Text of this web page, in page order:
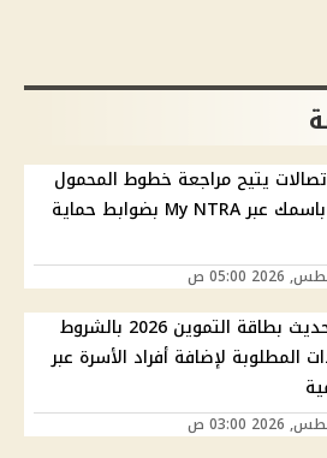
يتيح مراجعة خطوط المحمول
المسجلة باسمك عبر My NTRA بضوابط حماية
خطوات تحديث بطاقة التموين 2026 بالشروط
المطلوبة لإضافة أفراد الأسرة عبر